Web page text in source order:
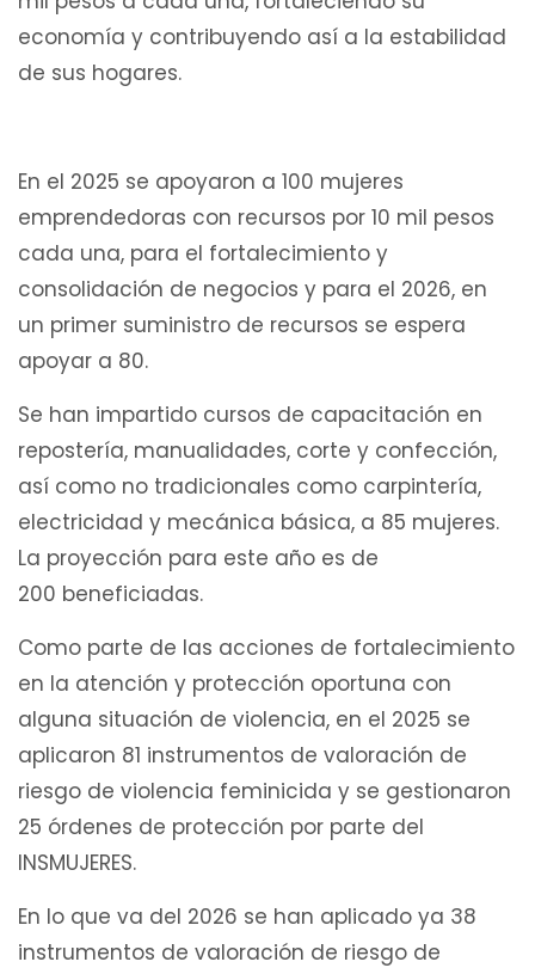
economía y contribuyendo así a la estabilidad
de sus hogares.
En el 2025 se apoyaron a 100 mujeres
emprendedoras con recursos por 10 mil pesos
cada una, para el fortalecimiento y
consolidación de negocios y para el 2026, en
un primer suministro de recursos se espera
apoyar a 80.
Se han impartido cursos de capacitación en
repostería, manualidades, corte y confección,
así como no tradicionales como carpintería,
electricidad y mecánica básica, a 85 mujeres.
La proyección para este año es de
200 beneficiadas.
Como parte de las acciones de fortalecimiento
en la atención y protección oportuna con
alguna situación de violencia, en el 2025 se
aplicaron 81 instrumentos de valoración de
riesgo de violencia feminicida y se gestionaron
25 órdenes de protección por parte del
INSMUJERES.
En lo que va del 2026 se han aplicado ya 38
instrumentos de valoración de riesgo de